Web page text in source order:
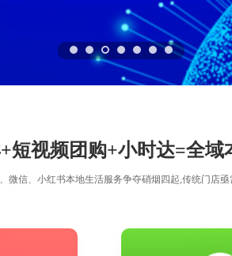
短视频团购+小时达=全域
微信、小红书本地生活服务争夺硝烟四起,传统门店